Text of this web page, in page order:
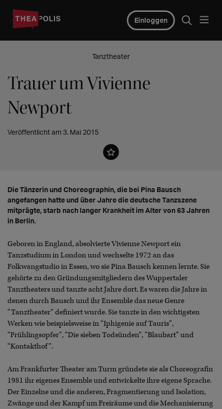
Einloggen
Tanztheater
Trauer um Vivienne
Newport
Veröffentlicht am 3. Mai 2015
Die Tänzerin und Choreographin, die bei Pina Bausch
angefangen hatte und über Jahre die deutsche Tanzszene
mitprägte, starb nach langer Krankheit im Alter von 63 Jahren
in Berlin.
Geboren in England, absolvierte Vivienne Newport ein
Tanzstudium in London und wechselte 1972 an das
Folkwangstudio in Essen, wo sie Pina Bausch kennen lernte. Sie
gehörte zu den Gründungsmitgliedern des Wuppertaler
Tanztheaters und tanzte acht Jahre dort. Es waren die Jahre in
denen durch Bausch und ihr Ensemble das neue Genre
“Tanztheater” definiert wurde. Sie tanzte in den wichtigsten
Werken wie beispielsweise in “Iphigenie auf Tauris”,
“Frühlingsopfer”, “Die sieben Todsünden”, “Blaubart” und
“Kontakthof”.
Am Frankfurter Theater am Turm gründete sie als Choreografin
1981 ihr eigenes Ensemble und entwickelte ihre eigene Sprache.
Der Einzelne und die anderen, Fragmentierung und Isolation,
Zwänge und der Kampf um Freiräume und die Mechanisierung